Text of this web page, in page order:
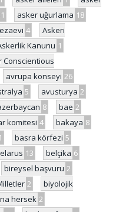
asker uğurlama 18
4
Askeri
Kanunu 1
Conscientious
avrupa konseyi 26
5 avusturya 2
8 bae 2
komitesi 4 bakaya 8
1 basra körfezi 5
13 belçika 6
bireysel başvuru 2
2
biyolojik
hersek 2